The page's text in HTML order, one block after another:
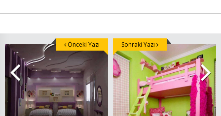
Önceki Yazı Sonraki Yazı